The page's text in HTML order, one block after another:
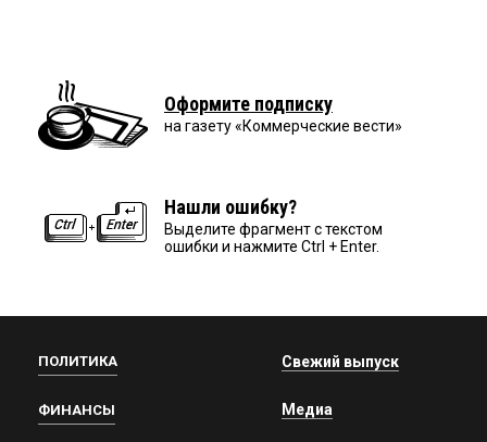
Оформите подписку
на газету «Коммерческие вести»
Нашли ошибку?
Выделите фрагмент с текстом
ошибки и нажмите Ctrl + Enter.
ПОЛИТИКА
ФИНАНСЫ
Свежий выпуск
Медиа